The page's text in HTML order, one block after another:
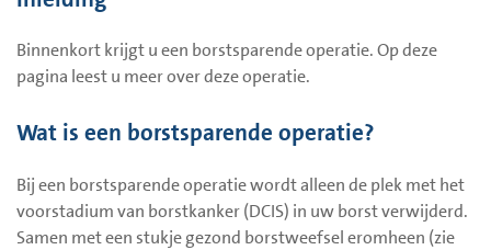
Binnenkort krijgt u een borstsparende operatie. Op deze
pagina leest u meer over deze operatie.
Wat is een borstsparende operatie?
Bij een borstsparende operatie wordt alleen de plek met het
voorstadium van borstkanker (DCIS) in uw borst verwijderd.
Samen met een stukje gezond borstweefsel eromheen (zie